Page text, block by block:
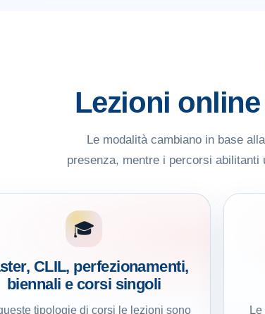
Lezioni online
Le modalità cambiano in base
presenza, mentre i percorsi
🎓
CLIL, perfezionamenti,
biennali e corsi singoli
tipologie di corsi le lezioni sono